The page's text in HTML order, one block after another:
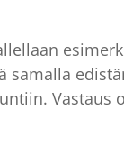
samalla
Vastaus